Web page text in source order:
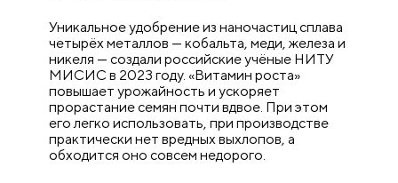
Уникальное удобрение из наночастиц сплава
четырёх металлов — кобальта, меди, железа и
никеля — создали российские учёные НИТУ
МИСИС в 2023 году. «Витамин роста»
повышает урожайность и ускоряет
прорастание семян почти вдвое. При этом
его легко использовать, при производстве
практически нет вредных выхлопов, а
обходится оно совсем недорого.